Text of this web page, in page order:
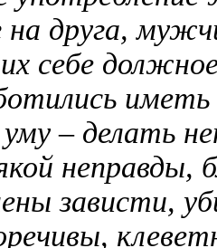
на друга,
себе
– делать
неправды,
зависти,